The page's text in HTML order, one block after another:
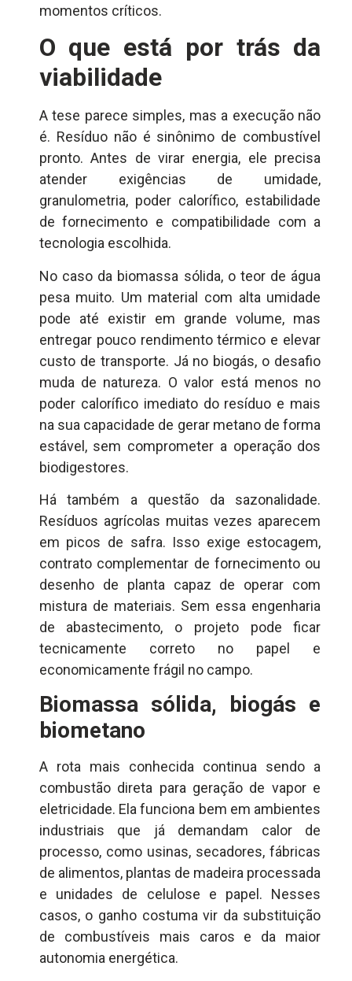
momentos críticos.
O que está por trás da
viabilidade
A tese parece simples, mas a execução não
é. Resíduo não é sinônimo de combustível
pronto. Antes de virar energia, ele precisa
atender exigências de umidade,
granulometria, poder calorífico, estabilidade
de fornecimento e compatibilidade com a
tecnologia escolhida.
No caso da biomassa sólida, o teor de água
pesa muito. Um material com alta umidade
pode até existir em grande volume, mas
entregar pouco rendimento térmico e elevar
custo de transporte. Já no biogás, o desafio
muda de natureza. O valor está menos no
poder calorífico imediato do resíduo e mais
na sua capacidade de gerar metano de forma
estável, sem comprometer a operação dos
biodigestores.
Há também a questão da sazonalidade.
Resíduos agrícolas muitas vezes aparecem
em picos de safra. Isso exige estocagem,
contrato complementar de fornecimento ou
desenho de planta capaz de operar com
mistura de materiais. Sem essa engenharia
de abastecimento, o projeto pode ficar
tecnicamente correto no papel e
economicamente frágil no campo.
Biomassa sólida, biogás e
biometano
A rota mais conhecida continua sendo a
combustão direta para geração de vapor e
eletricidade. Ela funciona bem em ambientes
industriais que já demandam calor de
processo, como usinas, secadores, fábricas
de alimentos, plantas de madeira processada
e unidades de celulose e papel. Nesses
casos, o ganho costuma vir da substituição
de combustíveis mais caros e da maior
autonomia energética.